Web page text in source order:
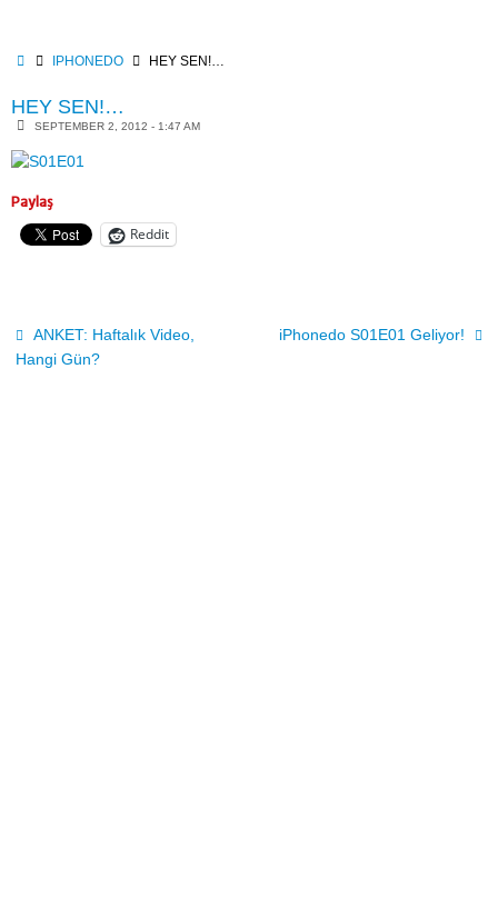
contentHOMEIPHONEDO HEY SEN!…
HEY SEN!…
SEPTEMBER 2, 2012 - 1:47 AM
Paylaş
Reddit
ANKET: Haftalık Video,
Hangi Gün?
iPhonedo S01E01 Geliyor!